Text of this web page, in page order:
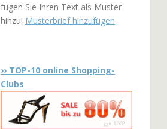
fügen Sie Ihren Text als Muster
hinzu! Musterbrief hinzufügen
›› TOP-10 online Shopping-
Clubs